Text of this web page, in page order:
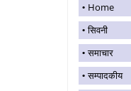
Home
सिवनी
समाचार
सम्पादकीय